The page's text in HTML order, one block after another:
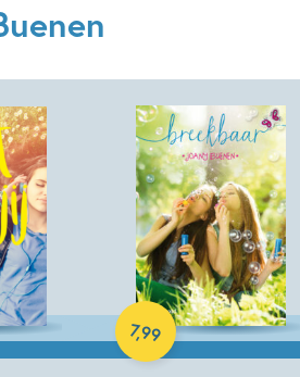
7,99
E-book